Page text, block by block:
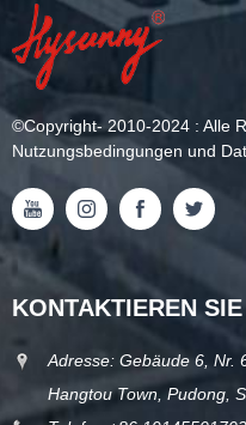
©Copyright- 2010-2024 : Alle
Nutzungsbedingungen und
KONTAKTIEREN
Adresse: Gebäude 6, Nr.
Hangtou Town, Pudong,